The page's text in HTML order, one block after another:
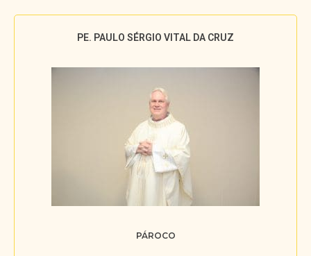
PE. PAULO SÉRGIO VITAL DA CRUZ
PÁROCO